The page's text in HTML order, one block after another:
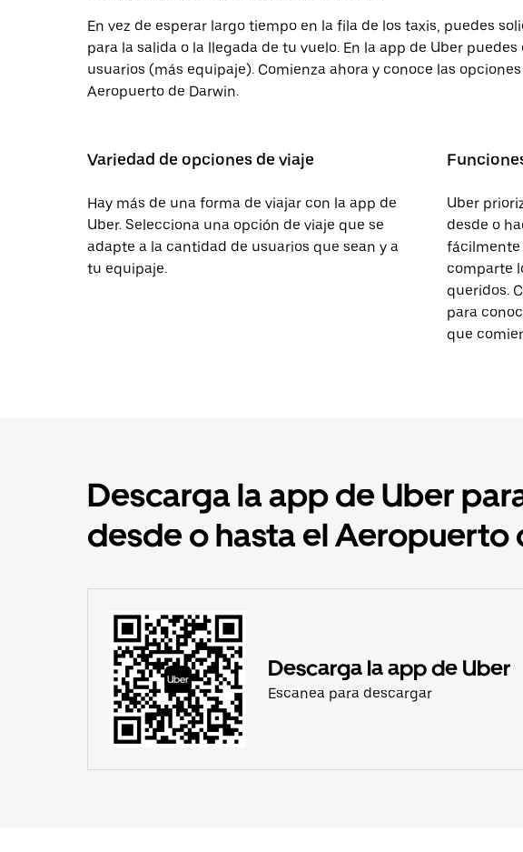
En vez de esperar largo tiempo en la fila de los taxis, puedes
para la salida o la llegada de tu vuelo. En la app de Uber
usuarios (más equipaje). Comienza ahora y conoce las
Aeropuerto de Darwin.
Variedad de opciones de viaje
Hay más de una forma de viajar con la app de
Uber. Selecciona una opción de viaje que se
adapte a la cantidad de usuarios que sean y a
tu equipaje.
Uber
desde o
fácilmente
comparte
queridos.
para
que
Descarga la app de Uber
desde o hasta el Aeropuerto
Descarga la app de Uber
Escanea para descargar